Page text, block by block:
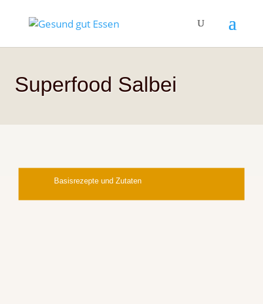
Superfood Salbei
Basisrezepte und Zutaten